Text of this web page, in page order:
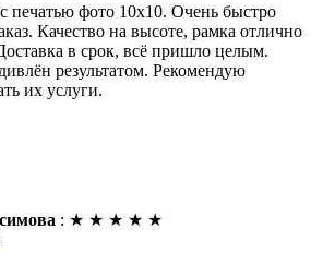
печатью фото 10х10. Очень быстро
Качество на высоте, рамка отлично
в срок, всё пришло целым.
результатом. Рекомендую
их услуги.
: ★ ★ ★ ★ ★